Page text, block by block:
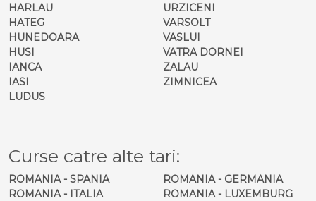
HARLAU
HATEG
HUNEDOARA
HUSI
IANCA
IASI
LUDUS
URZICENI
VARSOLT
VASLUI
VATRA DORNEI
ZALAU
ZIMNICEA
Curse catre alte tari:
ROMANIA - SPANIA
ROMANIA - ITALIA
ROMANIA - GERMANIA
ROMANIA - LUXEMBURG